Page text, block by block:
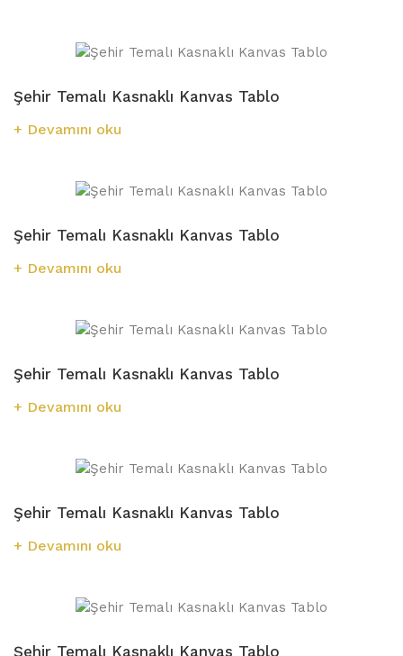
Şehir Temalı Kasnaklı Kanvas Tablo
Devamını oku
Şehir Temalı Kasnaklı Kanvas Tablo
Devamını oku
Şehir Temalı Kasnaklı Kanvas Tablo
Devamını oku
Şehir Temalı Kasnaklı Kanvas Tablo
Devamını oku
Şehir Temalı Kasnaklı Kanvas Tablo